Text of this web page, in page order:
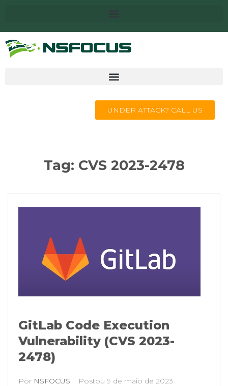
UNDER ATTACK? CALL US
Tag: CVS 2023-2478
GitLab Code Execution
Vulnerability (CVS 2023-
2478)
Por NSFOCUS Postou 9 de maio de 2023